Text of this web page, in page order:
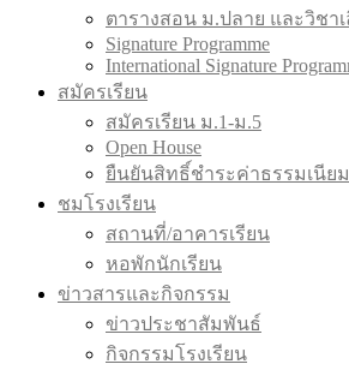
ตารางสอน ม.ปลาย และวิชา
Signature Programme
International Signature
สมัครเรียน
สมัครเรียน ม.1-ม.5
Open House
ยืนยันสิทธิ์ชำระค่าธรรมเนียม
ชมโรงเรียน
สถานที่/อาคารเรียน
หอพักนักเรียน
ข่าวสารและกิจกรรม
ข่าวประชาสัมพันธ์
กิจกรรมโรงเรียน